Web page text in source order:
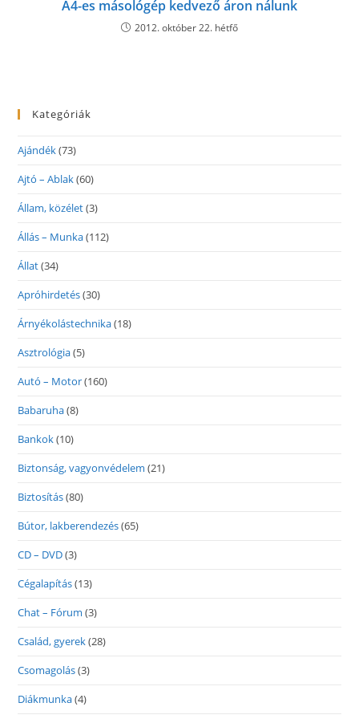
A4-es másológép kedvező áron nálunk
2012. október 22. hétfő
Kategóriák
Ajándék(73)
Ajtó – Ablak(60)
Állam, közélet(3)
Állás – Munka(112)
Állat(34)
Apróhirdetés(30)
Árnyékolástechnika(18)
Asztrológia(5)
Autó – Motor(160)
Babaruha(8)
Bankok(10)
Biztonság, vagyonvédelem (21)
Biztosítás(80)
Bútor, lakberendezés(65)
CD – DVD(3)
Cégalapítás(13)
Chat – Fórum (3)
Család, gyerek(28)
Csomagolás(3)
Diákmunka(4)